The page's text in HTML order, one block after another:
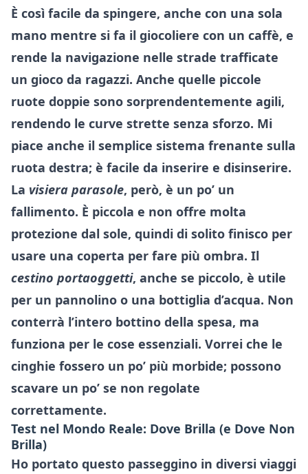
È così facile da spingere, anche con una sola
mano mentre si fa il giocoliere con un caffè, e
rende la navigazione nelle strade trafficate
un gioco da ragazzi. Anche quelle piccole
ruote doppie sono sorprendentemente agili,
rendendo le curve strette senza sforzo. Mi
piace anche il semplice sistema frenante sulla
ruota destra; è facile da inserire e disinserire.
La visiera parasole, però, è un po’ un
fallimento. È piccola e non offre molta
protezione dal sole, quindi di solito finisco per
usare una coperta per fare più ombra. Il
cestino portaoggetti, anche se piccolo, è utile
per un pannolino o una bottiglia d’acqua. Non
conterrà l’intero bottino della spesa, ma
funziona per le cose essenziali. Vorrei che le
cinghie fossero un po’ più morbide; possono
scavare un po’ se non regolate
correttamente.
Test nel Mondo Reale: Dove Brilla (e Dove Non
Brilla)
Ho portato questo passeggino in diversi viaggi